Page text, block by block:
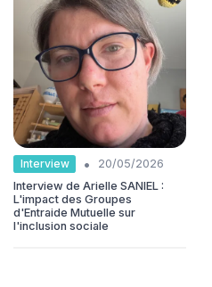
Interview •
20/05/2026
Interview de Arielle SANIEL :
L'impact des Groupes
d'Entraide Mutuelle sur
l'inclusion sociale